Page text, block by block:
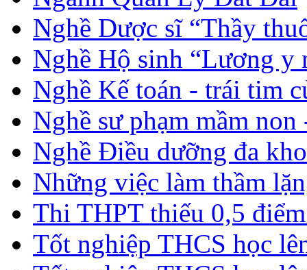
Nghề Dược sĩ “Thầy
Nghề Hộ sinh “Lương y
Nghề Kế toán - trái tim
Nghề sư phạm mầm
Nghề Điều dưỡng đa
Những việc làm thầm
Thi THPT thiếu 0,5
Tốt nghiệp THCS học